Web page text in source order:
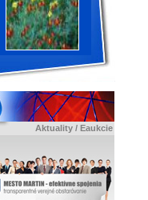
Aktuality / Eaukcie